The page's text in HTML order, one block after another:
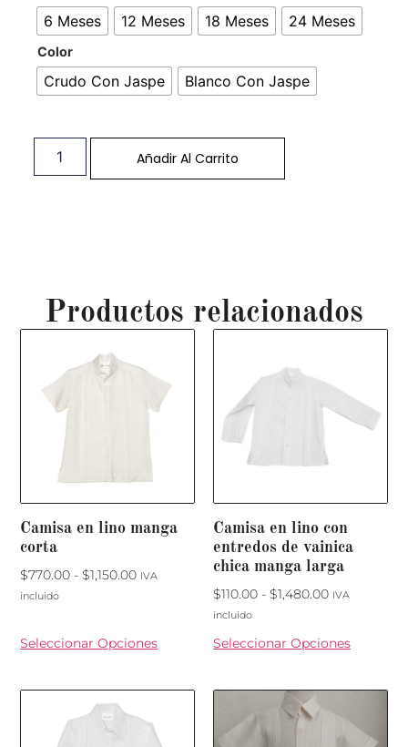
6 Meses 12 Meses 18 Meses 24 Meses
Color
Crudo Con Jaspe Blanco Con Jaspe
Añadir Al Carrito
Productos relacionados
Camisa en lino manga
corta
$770.00 - $1,150.00 IVA
incluido
Seleccionar Opciones
Camisa en lino con
entredos de vainica
chica manga larga
$110.00 - $1,480.00 IVA
incluido
Seleccionar Opciones